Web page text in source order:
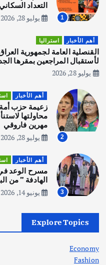
3
يوليو 30, 2026
4
المقبل
يوليو 28, 2026
أهم الأخبار ثقافة وفنون
انطلاق ورشة التمثيل في مدينة
أغسطس 5, 2026
في جذور
1
التعداد السكاني في11 من
يوليو 28, 2026
أهم الأخبار استراليا
القنصلية العامة لجمهورية
لأستقبال المراجعين بمقرها
يوليو 28, 2026
2
أهم الأخبار
زعيمة حزب
محاولتها
مهرين فاروقي
يوليو 28, 2026
3
أهم الأخبار
مسرح الوعد
الهادفة ” من
يونيو 14, 2026
Explore Topics
Economy
Fashion